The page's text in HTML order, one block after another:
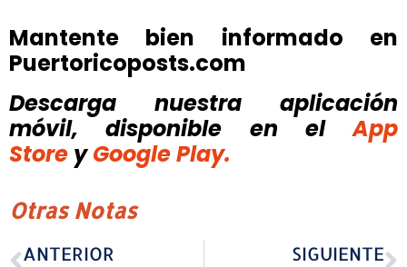
Mantente bien informado en
Puertoricoposts.com
Descarga nuestra aplicación
móvil, disponible
en el
App
Store y Google Play.
Otras Notas
ANTERIOR SIGUIENTE